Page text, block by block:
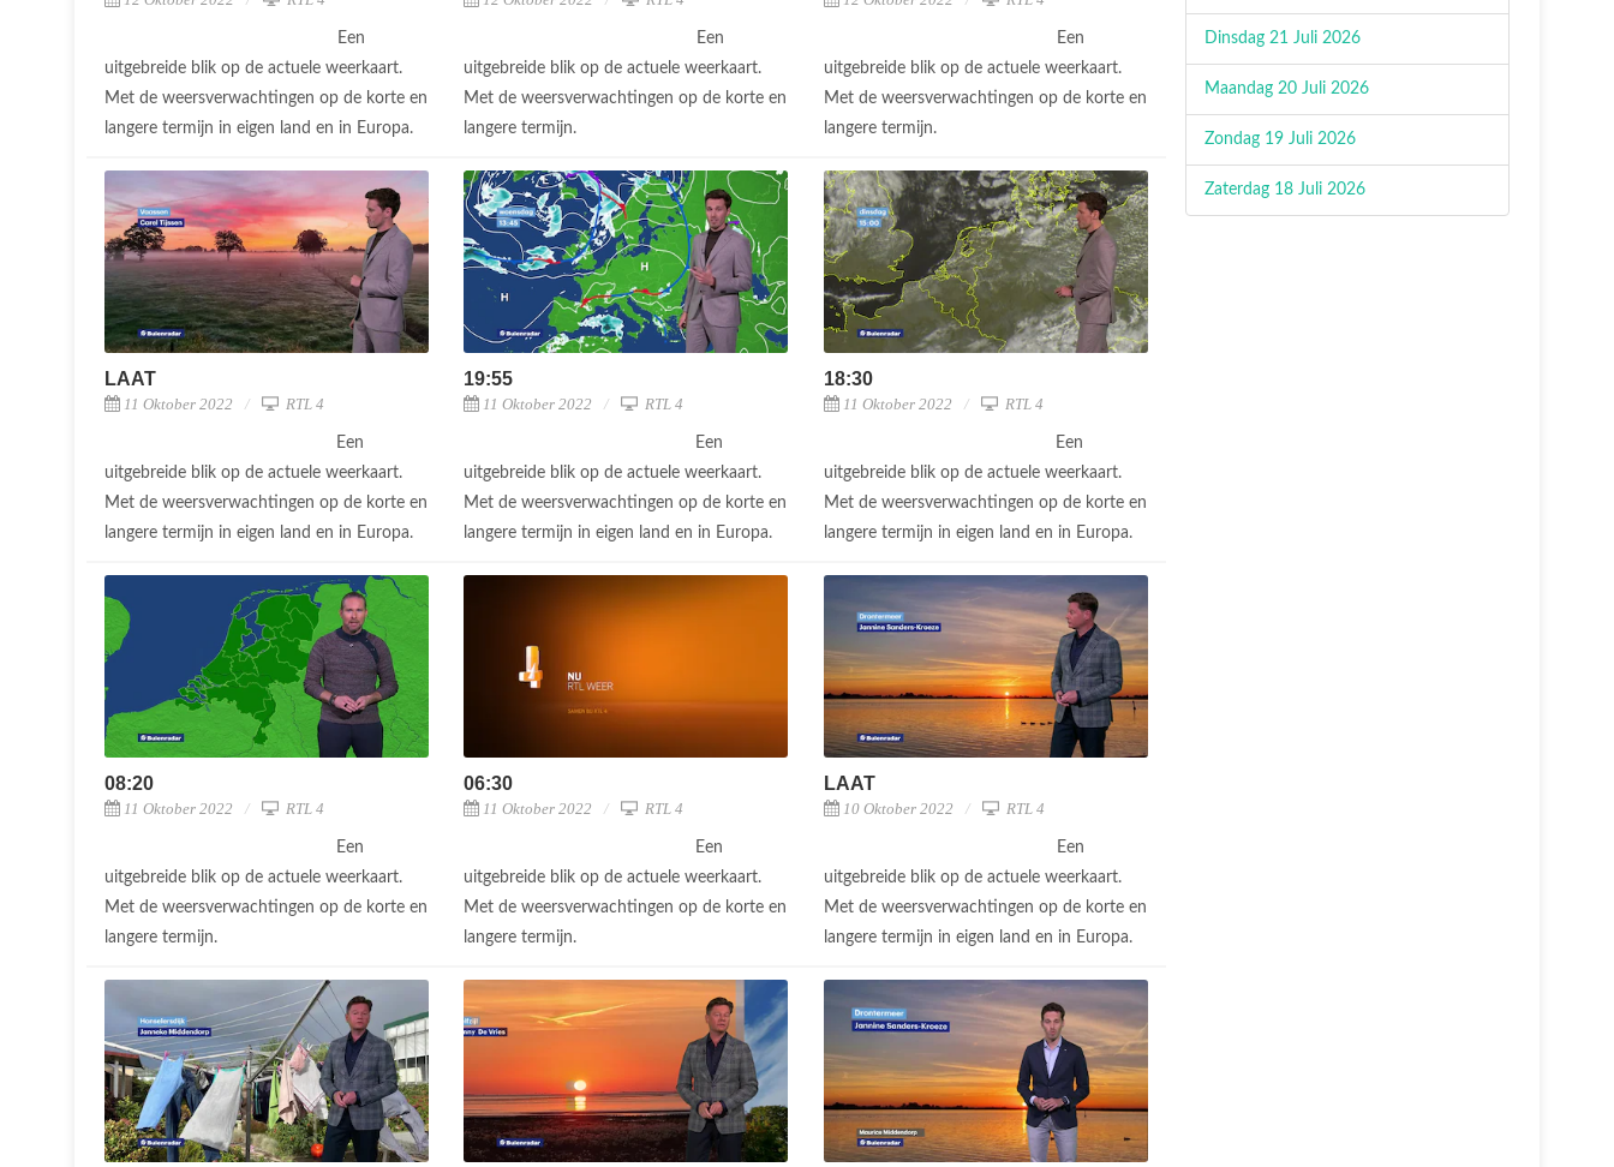
Een
uitgebreide blik op de actuele weerkaart.
Met de weersverwachtingen op de korte en
langere termijn in eigen land en in Europa.
Een
uitgebreide blik op de actuele weerkaart.
Met de weersverwachtingen op de korte en
langere termijn.
Een
uitgebreide blik op de actuele weerkaart.
Met de weersverwachtingen op de korte en
langere termijn.
LAAT
11 Oktober 2022 RTL 4
Een
uitgebreide blik op de actuele weerkaart.
Met de weersverwachtingen op de korte en
langere termijn in eigen land en in Europa.
19:55
11 Oktober 2022 RTL 4
Een
uitgebreide blik op de actuele weerkaart.
Met de weersverwachtingen op de korte en
langere termijn in eigen land en in Europa.
18:30
11 Oktober 2022 RTL 4
Een
uitgebreide blik op de actuele weerkaart.
Met de weersverwachtingen op de korte en
langere termijn in eigen land en in Europa.
08:20
11 Oktober 2022 RTL 4
Een
uitgebreide blik op de actuele weerkaart.
Met de weersverwachtingen op de korte en
langere termijn.
06:30
11 Oktober 2022 RTL 4
Een
uitgebreide blik op de actuele weerkaart.
Met de weersverwachtingen op de korte en
langere termijn.
LAAT
10 Oktober 2022 RTL 4
Een
uitgebreide blik op de actuele weerkaart.
Met de weersverwachtingen op de korte en
langere termijn in eigen land en in Europa.
Dinsdag 21 Juli 2026
Maandag 20 Juli 2026
Zondag 19 Juli 2026
Zaterdag 18 Juli 2026